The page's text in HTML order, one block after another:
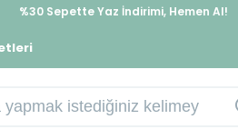
İndirimlere ek %10 İndirimi Kap, Hemen Üye